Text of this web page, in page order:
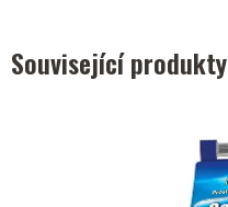
Související produkty